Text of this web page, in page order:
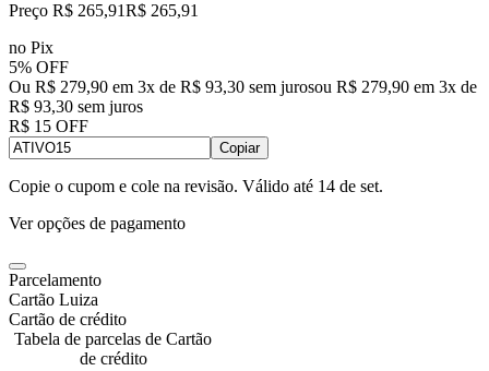
Preço R$ 265,91R$ 265,91
no Pix
5% OFF
Ou R$ 279,90 em 3x de R$ 93,30 sem jurosou R$ 279,90 em 3x de
R$ 93,30 sem juros
R$ 15 OFF
Copiar
Copie o cupom e cole na revisão. Válido até 14 de set.
Ver opções de pagamento
Parcelamento
Cartão Luiza
Cartão de crédito
Tabela de parcelas de Cartão
de crédito